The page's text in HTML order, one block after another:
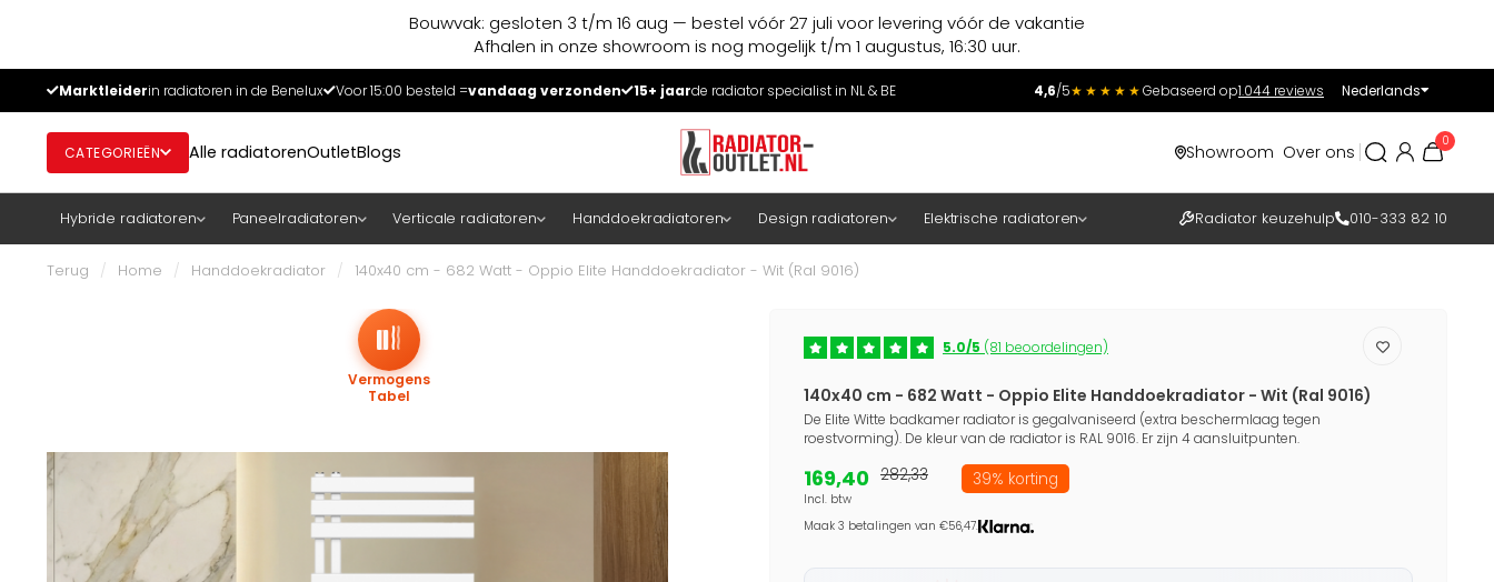
Bouwvak: gesloten 3 t/m 16 aug — bestel vóór 27 juli voor levering vóór de vakantie
Afhalen in onze showroom is nog mogelijk t/m 1 augustus, 16:30 uur.
Marktleiderin radiatoren in de Benelux Voor 15:00 besteld =vandaag verzonden 15+ jaarde radiator specialist in NL & BE 4,6/5★★★★★Gebaseerd op1.044 reviews Nederlands
CATEGORIEËN Alle radiatorenOutletBlogs Showroom Over ons
0
Hybride radiatoren Paneelradiatoren Verticale radiatoren Handdoekradiatoren Design radiatoren Elektrische radiatoren Radiator keuzehulp 010-333 82 10
Terug / Home / Handdoekradiator / 140x40 cm - 682 Watt - Oppio Elite Handdoekradiator - Wit (Ral 9016)
Vermogens
Tabel
5.0/5 (81 beoordelingen)
140x40 cm - 682 Watt - Oppio Elite Handdoekradiator - Wit (Ral 9016)
De Elite Witte badkamer radiator is gegalvaniseerd (extra beschermlaag tegen
roestvorming). De kleur van de radiator is RAL 9016. Er zijn 4 aansluitpunten.
169,40
Incl. btw
282,33 39% korting
Maak 3 betalingen van €56,47.